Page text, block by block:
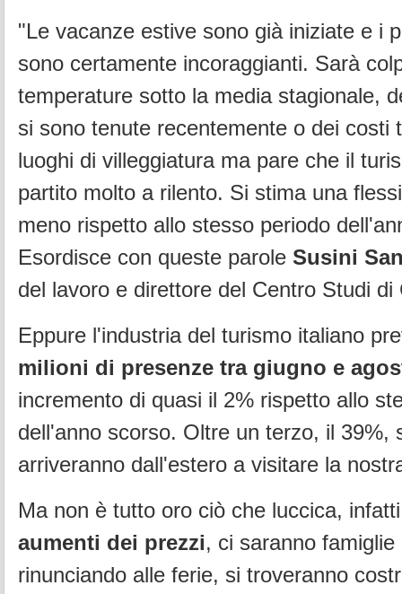
"Le vacanze estive sono già iniziate e i
sono certamente incoraggianti. Sarà
temperature sotto la media stagionale,
si sono tenute recentemente o dei costi
luoghi di villeggiatura ma pare che il
partito molto a rilento. Si stima una
meno rispetto allo stesso periodo
Esordisce con queste parole Susini
del lavoro e direttore del Centro Studi di
Eppure l'industria del turismo italiano
milioni di presenze tra giugno e
incremento di quasi il 2% rispetto allo
dell'anno scorso. Oltre un terzo, il 39%,
arriveranno dall'estero a visitare la
Ma non è tutto oro ciò che luccica,
aumenti dei prezzi, ci saranno
rinunciando alle ferie, si troveranno